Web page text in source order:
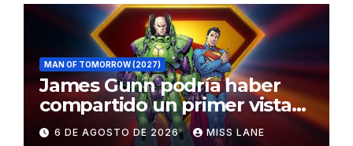
MAN OF TOMORROW (2027)
James Gunn podría haber
compartido un primer vistazo
al traje de Brainiac
6 DE AGOSTO DE 2026 MISS LANE